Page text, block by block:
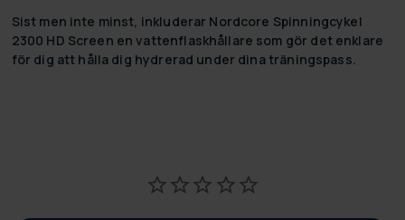
Sist men inte minst, inkluderar Nordcore Spinningcykel
2300 HD Screen en vattenflaskhållare som gör det enklare
för dig att hålla dig hydrerad under dina träningspass.